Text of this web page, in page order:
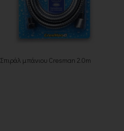
Σπιράλ μπάνιου Cresman 2.0m